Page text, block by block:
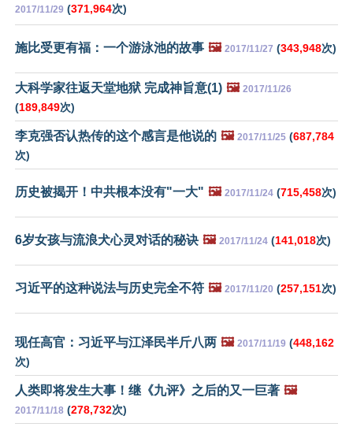
2017/11/29 (371,964次)
施比受更有福：一个游泳池的故事 🖼️ 2017/11/27 (343,948次)
大科学家往返天堂地狱 完成神旨意(1) 🖼️ 2017/11/26
(189,849次)
李克强否认热传的这个感言是他说的 🖼️ 2017/11/25 (687,784
次)
历史被揭开！中共根本没有"一大" 🖼️ 2017/11/24 (715,458次)
6岁女孩与流浪犬心灵对话的秘诀 🖼️ 2017/11/24 (141,018次)
习近平的这种说法与历史完全不符 🖼️ 2017/11/20 (257,151次)
现任高官：习近平与江泽民半斤八两 🖼️ 2017/11/19 (448,162
次)
人类即将发生大事！继《九评》之后的又一巨著 🖼️
2017/11/18 (278,732次)